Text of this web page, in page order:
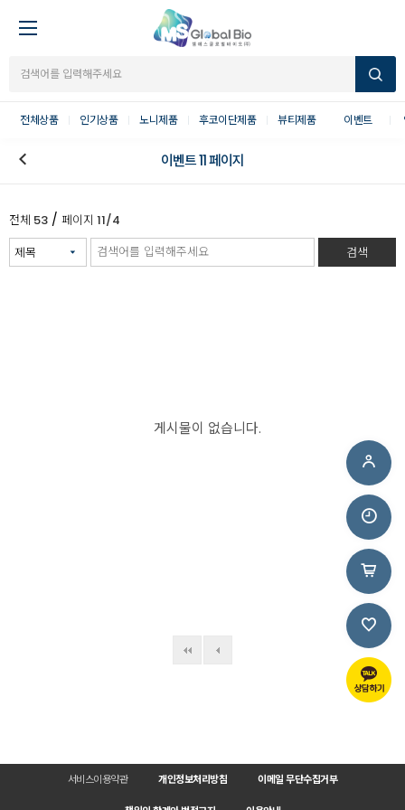
전체상품 인기상품 노니제품 후코이단제품 뷰티제품 이벤트
이벤트 11 페이지
전체 53 / 페이지 11/4
검색
게시물이 없습니다.
서비스이용약관 개인정보처리방침 이메일 무단수집거부